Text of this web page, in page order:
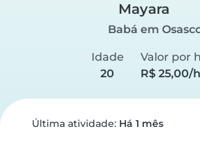
Mayara
Babá em
Idade
20
Valor por
R$ 25,00/
Última atividade: Há 1 mês